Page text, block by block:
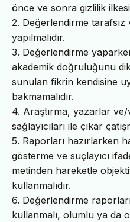
önce ve sonra gizlilik
2. Değerlendirme
yapılmalıdır.
3. Değerlendirme
akademik doğruluğunu
sunulan fikrin kendisine
bakmamalıdır.
4. Araştırma, yazarlar
sağlayıcıları ile çıkar
5. Raporları hazırlarken
gösterme ve suçlayıcı
metinden hareketle
kullanmalıdır.
6. Değerlendirme
kullanmalı, olumlu ya da